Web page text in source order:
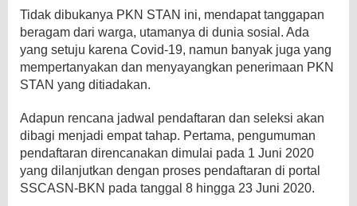
Tidak dibukanya PKN STAN ini, mendapat tanggapan
beragam dari warga, utamanya di dunia sosial. Ada
yang setuju karena Covid-19, namun banyak juga yang
mempertanyakan dan menyayangkan penerimaan PKN
STAN yang ditiadakan.
Adapun rencana jadwal pendaftaran dan seleksi akan
dibagi menjadi empat tahap. Pertama, pengumuman
pendaftaran direncanakan dimulai pada 1 Juni 2020
yang dilanjutkan dengan proses pendaftaran di portal
SSCASN-BKN pada tanggal 8 hingga 23 Juni 2020.